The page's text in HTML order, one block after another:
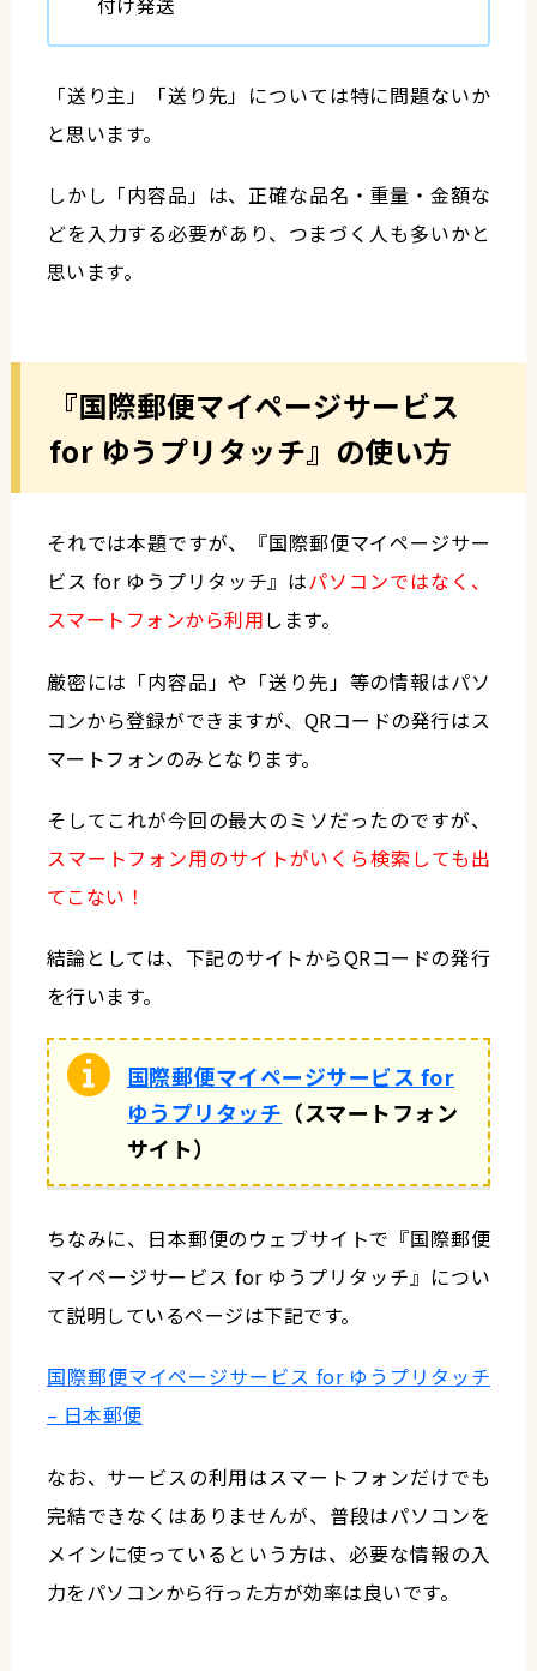
「送り主」「送り先」については特に問題ないか
と思います。
しかし「内容品」は、正確な品名・重量・金額な
どを入力する必要があり、つまづく人も多いかと
思います。
『国際郵便マイページサービス
for ゆうプリタッチ』の使い方
それでは本題ですが、『国際郵便マイページサー
ビス for ゆうプリタッチ』はパソコンではなく、
スマートフォンから利用します。
厳密には「内容品」や「送り先」等の情報はパソ
コンから登録ができますが、QRコードの発行はス
マートフォンのみとなります。
そしてこれが今回の最大のミソだったのですが、
スマートフォン用のサイトがいくら検索しても出
てこない！
結論としては、下記のサイトからQRコードの発行
を行います。
国際郵便マイページサービス for
ゆうプリタッチ （スマートフォン
サイト）
ちなみに、日本郵便のウェブサイトで『国際郵便
マイページサービス for ゆうプリタッチ』につい
て説明しているページは下記です。
国際郵便マイページサービス for ゆうプリタッチ
– 日本郵便
なお、サービスの利用はスマートフォンだけでも
完結できなくはありませんが、普段はパソコンを
メインに使っているという方は、必要な情報の入
力をパソコンから行った方が効率は良いです。